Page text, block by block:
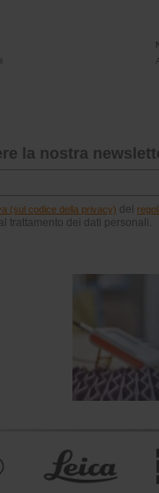
la nostra
(sul codice della privacy) del
trattamento dei dati personali.